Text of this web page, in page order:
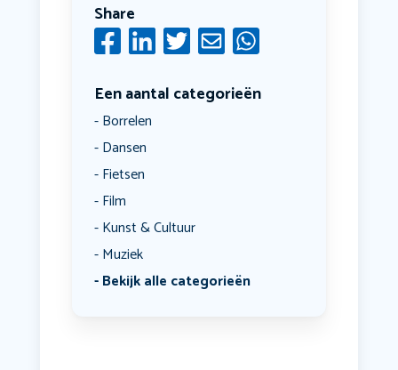
Share
Een aantal categorieën
Borrelen
Dansen
Fietsen
Film
Kunst & Cultuur
Muziek
Bekijk alle categorieën